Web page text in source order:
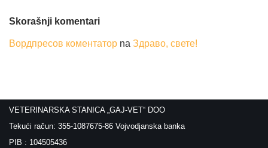
Skorašnji komentari
Вордпресов коментатор na Здраво, свете!
VETERINARSKA STANICA „GAJ-VET“ DOO
Tekući račun: 355-1087675-86 Vojvodjanska banka
PIB : 104505436